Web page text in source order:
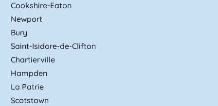
Cookshire-Eaton
Newport
Bury
Saint-Isidore-de-Clifton
Chartierville
Hampden
La Patrie
Scotstown